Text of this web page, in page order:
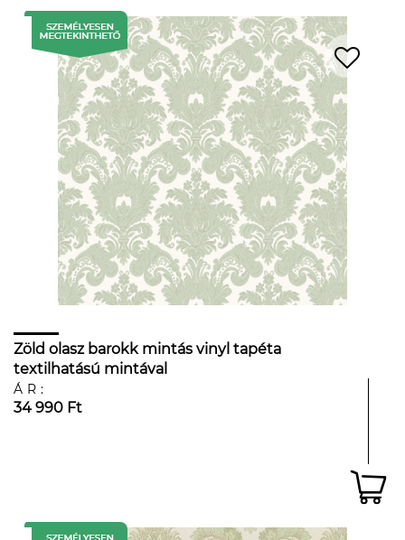
Zöld olasz barokk mintás vinyl tapéta
textilhatású mintával
ÁR:
34 990 Ft